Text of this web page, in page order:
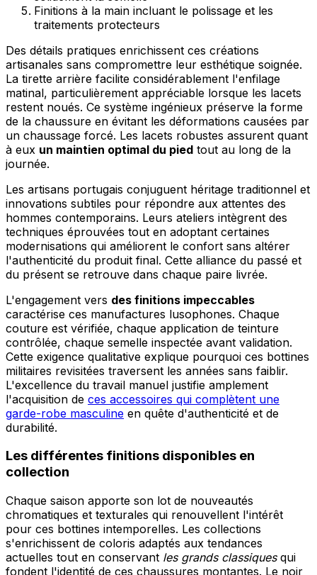
Finitions à la main incluant le polissage et les
traitements protecteurs
Des détails pratiques enrichissent ces créations
artisanales sans compromettre leur esthétique soignée.
La tirette arrière facilite considérablement l'enfilage
matinal, particulièrement appréciable lorsque les lacets
restent noués. Ce système ingénieux préserve la forme
de la chaussure en évitant les déformations causées par
un chaussage forcé. Les lacets robustes assurent quant
à eux un maintien optimal du pied tout au long de la
journée.
Les artisans portugais conjuguent héritage traditionnel et
innovations subtiles pour répondre aux attentes des
hommes contemporains. Leurs ateliers intègrent des
techniques éprouvées tout en adoptant certaines
modernisations qui améliorent le confort sans altérer
l'authenticité du produit final. Cette alliance du passé et
du présent se retrouve dans chaque paire livrée.
L'engagement vers des finitions impeccables
caractérise ces manufactures lusophones. Chaque
couture est vérifiée, chaque application de teinture
contrôlée, chaque semelle inspectée avant validation.
Cette exigence qualitative explique pourquoi ces bottines
militaires revisitées traversent les années sans faiblir.
L'excellence du travail manuel justifie amplement
l'acquisition de ces accessoires qui complètent une
garde-robe masculine en quête d'authenticité et de
durabilité.
Les différentes finitions disponibles en
collection
Chaque saison apporte son lot de nouveautés
chromatiques et texturales qui renouvellent l'intérêt
pour ces bottines intemporelles. Les collections
s'enrichissent de coloris adaptés aux tendances
actuelles tout en conservant les grands classiquesqui
fondent l'identité de ces chaussures montantes. Le noir